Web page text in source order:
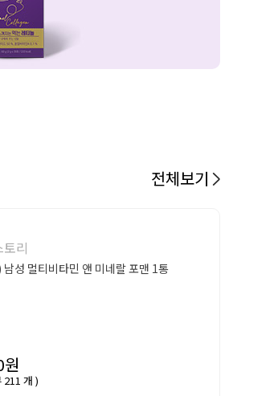
전체보기
리
성 멀티비타민 앤 미네랄 포맨 1통
211 개 )